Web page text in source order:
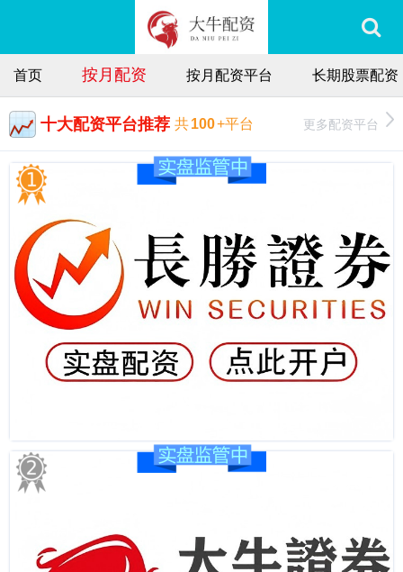
首页 按月配资 按月配资平台 长期股票配资
十大配资平台推荐 共100+平台 更多配资平台